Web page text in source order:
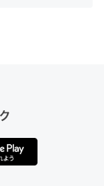
使わないので
05/15/1805